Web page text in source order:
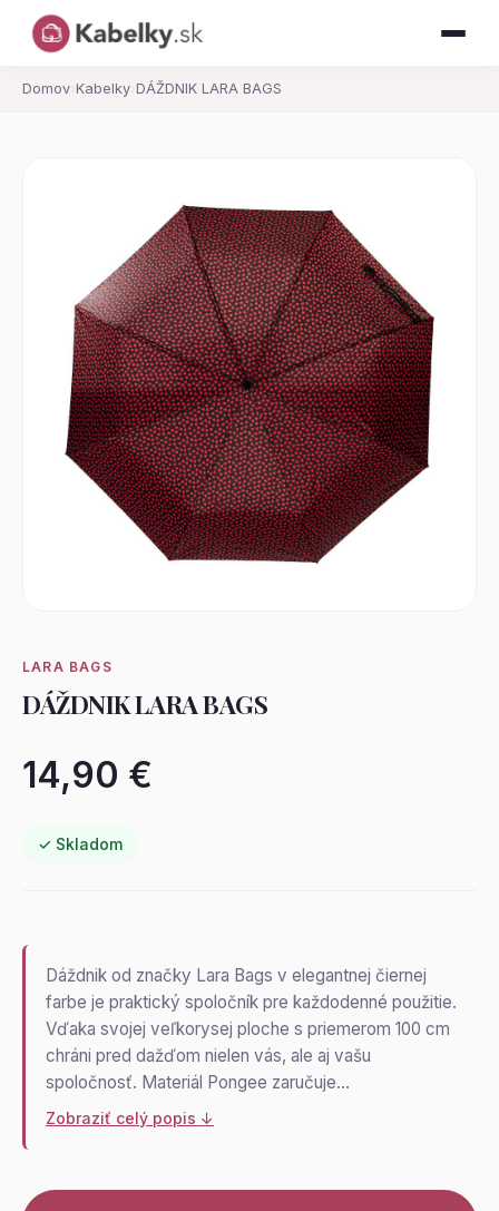
Domov› Kabelky› DÁŽDNIK LARA BAGS
LARA BAGS
DÁŽDNIK LARA BAGS
14,90 €
✓ Skladom
Dáždnik od značky Lara Bags v elegantnej čiernej
farbe je praktický spoločník pre každodenné použitie.
Vďaka svojej veľkorysej ploche s priemerom 100 cm
chráni pred dažďom nielen vás, ale aj vašu
spoločnosť. Materiál Pongee zaručuje…
Zobraziť celý popis ↓